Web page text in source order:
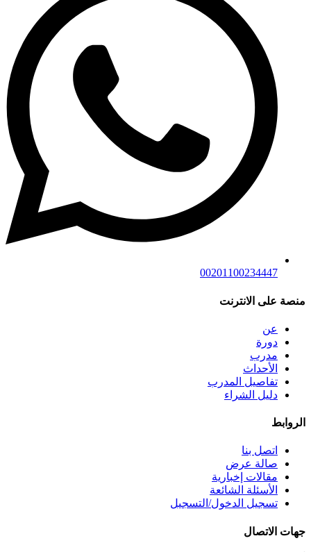
00201100234447
منصة على الانترنت
عن
دورة
مدرب
الأحداث
تفاصيل المدرب
دليل الشراء
الروابط
اتصل بنا
صالة عرض
مقالات إخبارية
الأسئلة الشائعة
تسجيل الدخول/التسجيل
جهات الاتصال